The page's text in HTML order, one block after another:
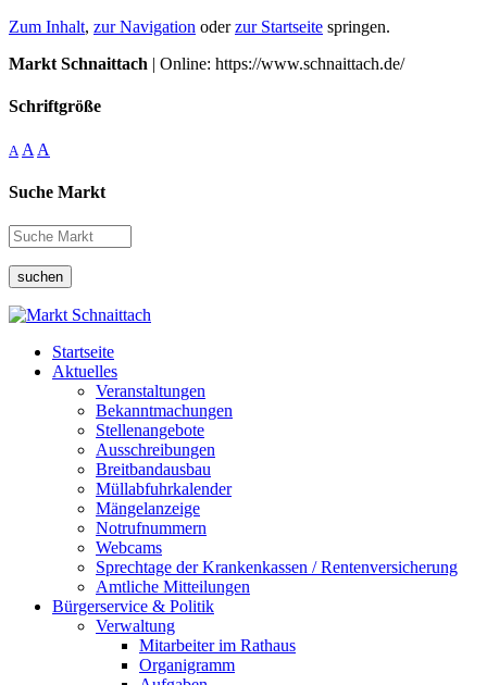
Zum Inhalt, zur Navigation oderzur Startseite springen.
Markt Schnaittach | Online: https://www.schnaittach.de/
Schriftgröße
A A A
Suche Markt
suchen
Startseite
Aktuelles
Veranstaltungen
Bekanntmachungen
Stellenangebote
Ausschreibungen
Breitbandausbau
Müllabfuhrkalender
Mängelanzeige
Notrufnummern
Webcams
Sprechtage der Krankenkassen / Rentenversicherung
Amtliche Mitteilungen
Bürgerservice & Politik
Verwaltung
Mitarbeiter im Rathaus
Organigramm